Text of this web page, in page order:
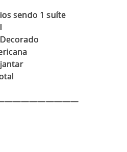
sendo 1 suíte